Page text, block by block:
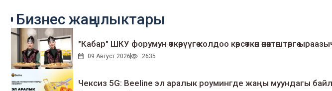
Бизнес жаңылыктары
"Кабар" ШКУ форумун өткөрүүгө колдоо көрсөткөн өнөктөштөргө
09 Август 2026 2635
Чексиз 5G: Beeline эл аралык роумингде жаңы муундагы